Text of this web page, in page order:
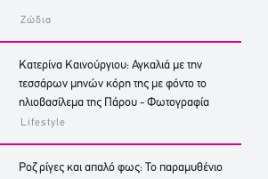
Ζώδια
Κατερίνα Καινούργιου: Αγκαλιά με την
τεσσάρων μηνών κόρη της με φόντο το
ηλιοβασίλεμα της Πάρου - Φωτογραφία
Lifestyle
Ροζ ρίγες και απαλό φως: Το παραμυθένιο